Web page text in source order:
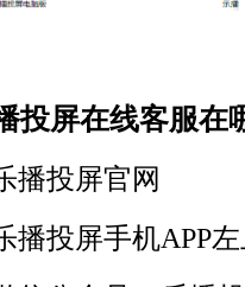
投屏在线客服在
播投屏官网
播投屏手机APP